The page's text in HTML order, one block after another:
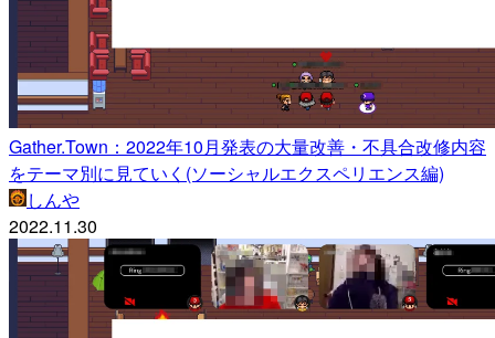
Gather.Town：2022年10月発表の大量改善・不具合改修内容
をテーマ別に見ていく(ソーシャルエクスペリエンス編)
しんや
2022.11.30